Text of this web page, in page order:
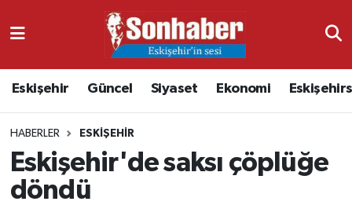
Eskişehir Güncel Siyaset Ekonomi
HABERLER ESKIŞEHIR
Eskişehir'de saksı çöplüğe
döndü
Ekonomi
Güncel
Nöbetçi Eczaneler
Namaz Vakitleri
Trafik Durumu